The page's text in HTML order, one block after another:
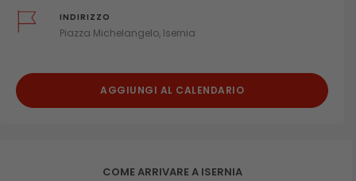
INDIRIZZO
Piazza Michelangelo, Isernia
AGGIUNGI AL CALENDARIO
COME ARRIVARE A ISERNIA